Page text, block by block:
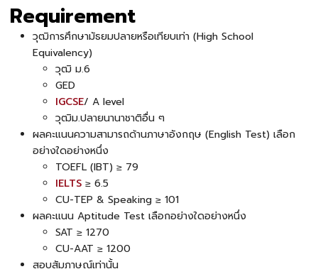
Requirement
วุฒิการศึกษามัธยมปลายหรือเทียบเท่า (High School
Equivalency)
วุฒิ ม.6
GED
IGCSE/ A level
วุฒิม.ปลายนานาชาติอื่น ๆ
ผลคะแนนความสามารถด้านภาษาอังกฤษ (English Test) เลือก
อย่างใดอย่างหนึ่ง
TOEFL (IBT) ≥ 79
IELTS ≥ 6.5
CU-TEP & Speaking ≥ 101
ผลคะแนน Aptitude Test เลือกอย่างใดอย่างหนึ่ง
SAT ≥ 1270
CU-AAT ≥ 1200
สอบสัมภาษณ์เท่านั้น